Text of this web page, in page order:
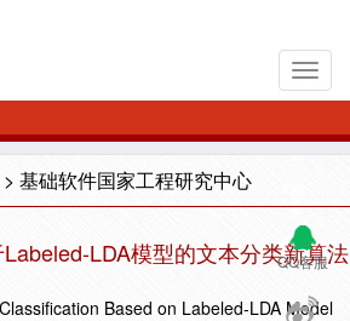
> 基础软件国家工程研究中心
QQ客服
LDA模型的文本分类新算法
Based on Labeled-LDA Model